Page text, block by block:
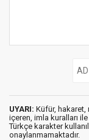
UYARI: Küfür, hakaret,
içeren, imla kuralları ile
Türkçe karakter
onaylanmamaktadır.